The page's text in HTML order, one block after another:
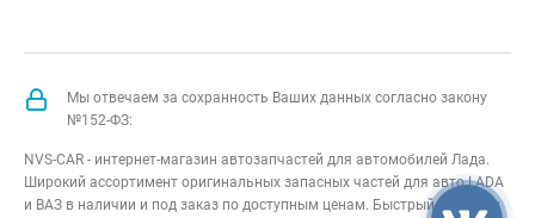
Мы отвечаем за сохранность Ваших данных согласно закону
№152-ФЗ:
NVS-CAR - интернет-магазин автозапчастей для автомобилей Лада.
Широкий ассортимент оригинальных запасных частей для авто LADA
и ВАЗ в наличии и под заказ по доступным ценам. Быстрый подбор и